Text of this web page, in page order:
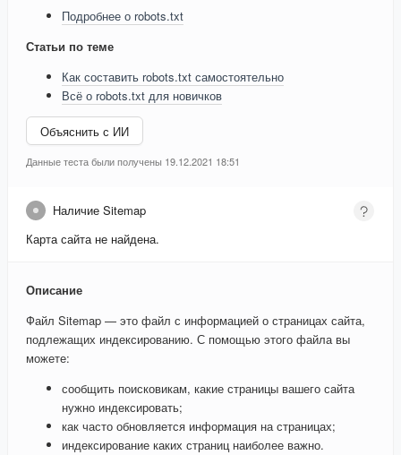
Подробнее о robots.txt
Статьи по теме
Как составить robots.txt самостоятельно
Всё о robots.txt для новичков
Объяснить с ИИ
Данные теста были получены 19.12.2021 18:51
Наличие Sitemap
Карта сайта не найдена.
Описание
Файл Sitemap — это файл с информацией о страницах сайта,
подлежащих индексированию. С помощью этого файла вы
можете:
сообщить поисковикам, какие страницы вашего сайта
нужно индексировать;
как часто обновляется информация на страницах;
индексирование каких страниц наиболее важно.